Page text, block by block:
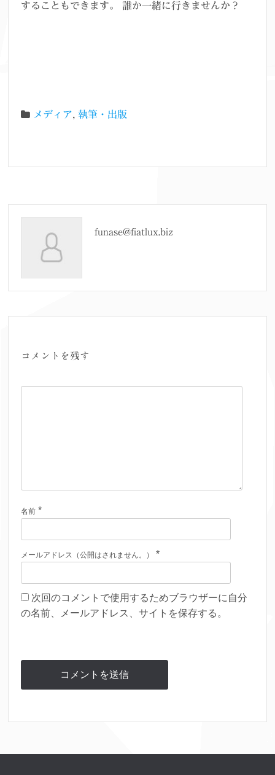
することもできます。 誰か一緒に行きませんか？
メディア ,執筆・出版
funase@fiatlux.biz
コメントを残す
名前 *
メールアドレス（公開はされません。） *
次回のコメントで使用するためブラウザーに自分
の名前、メールアドレス、サイトを保存する。